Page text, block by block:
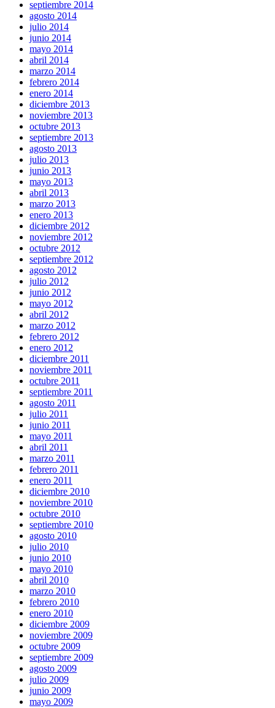
septiembre 2014
agosto 2014
julio 2014
junio 2014
mayo 2014
abril 2014
marzo 2014
febrero 2014
enero 2014
diciembre 2013
noviembre 2013
octubre 2013
septiembre 2013
agosto 2013
julio 2013
junio 2013
mayo 2013
abril 2013
marzo 2013
enero 2013
diciembre 2012
noviembre 2012
octubre 2012
septiembre 2012
agosto 2012
julio 2012
junio 2012
mayo 2012
abril 2012
marzo 2012
febrero 2012
enero 2012
diciembre 2011
noviembre 2011
octubre 2011
septiembre 2011
agosto 2011
julio 2011
junio 2011
mayo 2011
abril 2011
marzo 2011
febrero 2011
enero 2011
diciembre 2010
noviembre 2010
octubre 2010
septiembre 2010
agosto 2010
julio 2010
junio 2010
mayo 2010
abril 2010
marzo 2010
febrero 2010
enero 2010
diciembre 2009
noviembre 2009
octubre 2009
septiembre 2009
agosto 2009
julio 2009
junio 2009
mayo 2009